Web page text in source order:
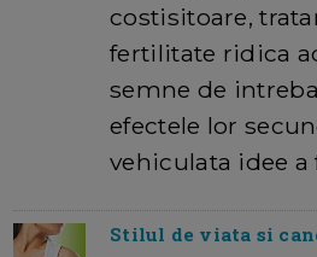
costisitoare,
fertilitate ridica
semne de
efectele lor
vehiculata idee
Stilul de viata si